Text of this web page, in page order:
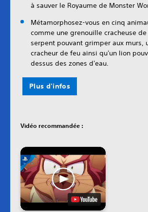
à sauver le Royaume de Monster
Métamorphosez-vous en cinq
comme une grenouille cracheuse
serpent pouvant grimper aux murs,
cracheur de feu ainsi qu'un lion
dessus des zones d'eau.
Plus d'infos
Vidéo recommandée :